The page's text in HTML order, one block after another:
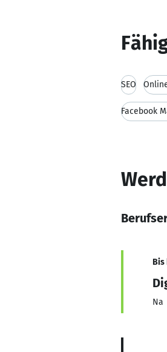
SEO
Facebook
Bis
Na